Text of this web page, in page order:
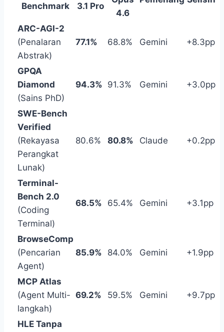
Benchmark
3.1 Pro
4.6
ARC-AGI-2
(Penalaran
Abstrak)
77.1% 68.8% Gemini +8.3pp
GPQA
Diamond
(Sains PhD)
94.3% 91.3% Gemini +3.0pp
SWE-Bench
Verified
(Rekayasa
Perangkat
Lunak)
80.6% 80.8% Claude +0.2pp
Terminal-
Bench 2.0
(Coding
Terminal)
68.5% 65.4% Gemini +3.1pp
BrowseComp
(Pencarian
Agent)
85.9% 84.0% Gemini +1.9pp
MCP Atlas
(Agent Multi-
langkah)
69.2% 59.5% Gemini +9.7pp
HLE Tanpa